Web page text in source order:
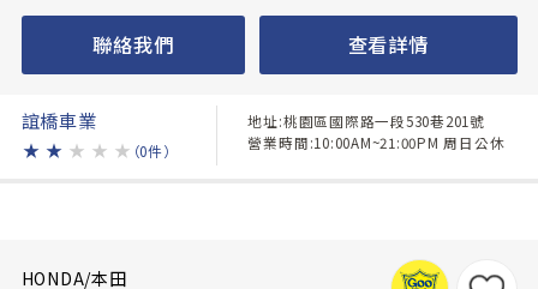
聯絡我們 查看詳情
誼橋車業
★ ★ ★ ★ ★ （0件）
地址:桃園區國際路一段530巷201號
營業時間:10:00AM~21:00PM 周日公休
HONDA/本田